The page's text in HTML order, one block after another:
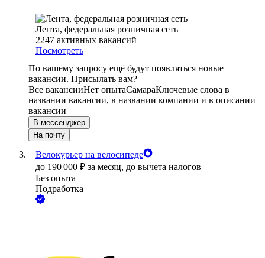
Лента, федеральная розничная сеть
2247 активных вакансий
Посмотреть
По вашему запросу ещё будут появляться новые
вакансии. Присылать вам?
Все вакансииНет опытаСамараКлючевые слова в
названии вакансии, в названии компании и в описании
вакансии
В мессенджер
На почту
Велокурьер на велосипеде
до 190 000 ₽ за месяц, до вычета налогов
Без опыта
Подработка